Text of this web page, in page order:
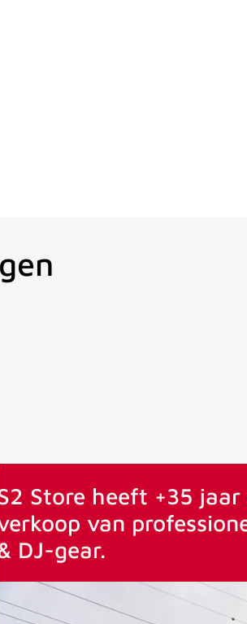
+35 jaar ervaring Vanaf 75€ gratis
Store heeft +35
van
DJ-gear.